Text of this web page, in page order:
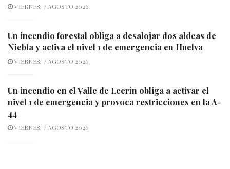
VIERNES, 7 AGOSTO 2026
Un incendio forestal obliga a desalojar dos aldeas de
Niebla y activa el nivel 1 de emergencia en Huelva
VIERNES, 7 AGOSTO 2026
Un incendio en el Valle de Lecrín obliga a activar el
nivel 1 de emergencia y provoca restricciones en la A-
44
VIERNES, 7 AGOSTO 2026